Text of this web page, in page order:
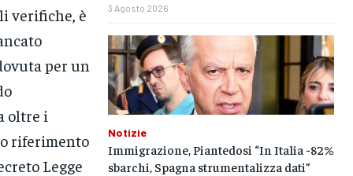
verifiche, è
per un
oltre i
riferimento
Legge
3 Agosto 2026
Notizie
Immigrazione, Piantedosi “In Italia -82%
sbarchi, Spagna strumentalizza dati”